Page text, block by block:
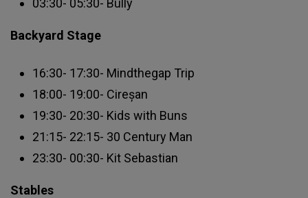
03:30- 05:30- Bully
Backyard Stage
16:30- 17:30- Mindthegap Trip
18:00- 19:00- Cireșan
19:30- 20:30- Kids with Buns
21:15- 22:15- 30 Century Man
23:30- 00:30- Kit Sebastian
Stables